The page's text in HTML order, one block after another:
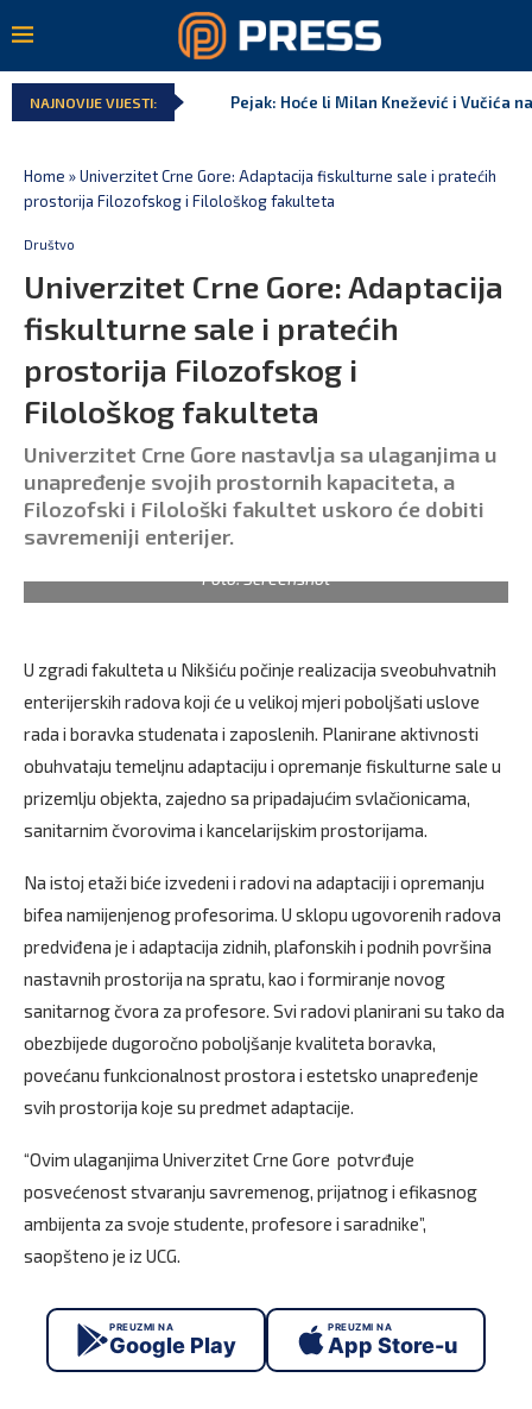
NAJNOVIJE VIJESTI: Pejak: Hoće li Milan Knežević i Vučića
Home »Univerzitet Crne Gore: Adaptacija fiskulturne sale i pratećih
prostorija Filozofskog i Filološkog fakulteta
Društvo
Univerzitet Crne Gore: Adaptacija
fiskulturne sale i pratećih
prostorija Filozofskog i
Filološkog fakulteta
Univerzitet Crne Gore nastavlja sa ulaganjima u
unapređenje svojih prostornih kapaciteta, a
Filozofski i Filološki fakultet uskoro će dobiti
savremeniji enterijer.
Foto: Screenshot
U zgradi fakulteta u Nikšiću počinje realizacija sveobuhvatnih
enterijerskih radova koji će u velikoj mjeri poboljšati uslove
rada i boravka studenata i zaposlenih. Planirane aktivnosti
obuhvataju temeljnu adaptaciju i opremanje fiskulturne sale u
prizemlju objekta, zajedno sa pripadajućim svlačionicama,
sanitarnim čvorovima i kancelarijskim prostorijama.
Na istoj etaži biće izvedeni i radovi na adaptaciji i opremanju
bifea namijenjenog profesorima. U sklopu ugovorenih radova
predviđena je i adaptacija zidnih, plafonskih i podnih površina
nastavnih prostorija na spratu, kao i formiranje novog
sanitarnog čvora za profesore. Svi radovi planirani su tako da
obezbijede dugoročno poboljšanje kvaliteta boravka,
povećanu funkcionalnost prostora i estetsko unapređenje
svih prostorija koje su predmet adaptacije.
“Ovim ulaganjima Univerzitet Crne Gore potvrđuje
posvećenost stvaranju savremenog, prijatnog i efikasnog
ambijenta za svoje studente, profesore i saradnike”,
saopšteno je iz UCG.
PREUZMI NA
Google Play
PREUZMI NA
App Store-u